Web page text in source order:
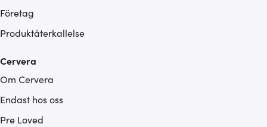
Företag
Produktåterkallelse
Cervera
Om Cervera
Endast hos oss
Pre Loved